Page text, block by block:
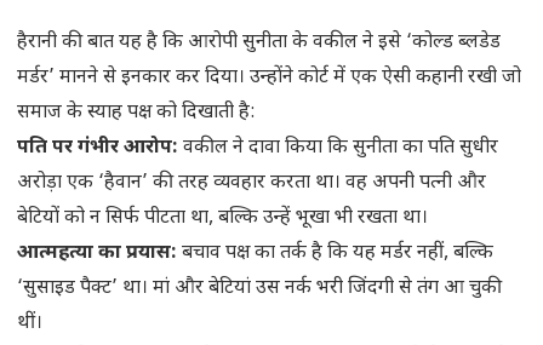
हैरानी की बात यह है कि आरोपी सुनीता के वकील ने इसे ‘कोल्ड ब्लडेड
मर्डर’ मानने से इनकार कर दिया। उन्होंने कोर्ट में एक ऐसी कहानी रखी जो
समाज के स्याह पक्ष को दिखाती है:
पति पर गंभीर आरोप: वकील ने दावा किया कि सुनीता का पति सुधीर
अरोड़ा एक ‘हैवान’ की तरह व्यवहार करता था। वह अपनी पत्नी और
बेटियों को न सिर्फ पीटता था, बल्कि उन्हें भूखा भी रखता था।
आत्महत्या का प्रयास: बचाव पक्ष का तर्क है कि यह मर्डर नहीं, बल्कि
‘सुसाइड पैक्ट’ था। मां और बेटियां उस नर्क भरी जिंदगी से तंग आ चुकी
थीं।